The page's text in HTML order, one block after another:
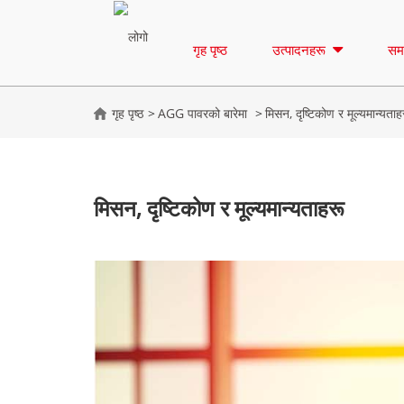
गृह पृष्ठ उत्पादनहरू
गृह पृष्ठ AGG पावरको बारेमा मिसन, दृष्टिकोण र
मिसन, दृष्टिकोण र मूल्यमान्यताहरू